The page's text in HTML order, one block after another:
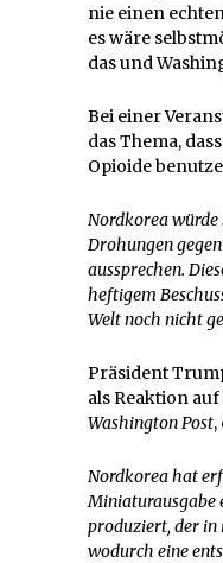
nie einen
es wäre
das und
Bei einer
das Thema,
Opioide
Nordkorea würde
Drohungen
aussprechen.
heftigem
Welt noch nicht
Präsident
als Reaktion
Washington Post
Nordkorea hat
Miniaturausgabe
produziert, der in
wodurch eine